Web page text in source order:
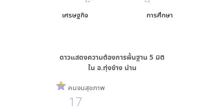
การศึกษา
เศรษฐกิจ
ดาวแสดงความต้องการพื้นฐาน 5 มิติ
ใน อ.ทุ่งช้าง น่าน
คนจนสุขภาพ
17